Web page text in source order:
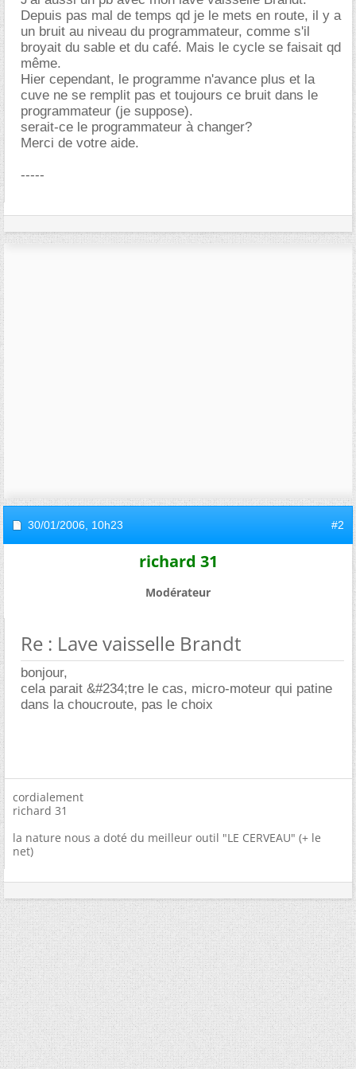
Depuis pas mal de temps qd je le mets en route, il y a
un bruit au niveau du programmateur, comme s'il
broyait du sable et du café. Mais le cycle se faisait qd
même.
Hier cependant, le programme n'avance plus et la
cuve ne se remplit pas et toujours ce bruit dans le
programmateur (je suppose).
serait-ce le programmateur à changer?
Merci de votre aide.
-----
30/01/2006, 10h23 #2
richard 31
Modérateur
Re : Lave vaisselle Brandt
bonjour,
cela parait &#234;tre le cas, micro-moteur qui patine
dans la choucroute, pas le choix
cordialement
richard 31
la nature nous a doté du meilleur outil "LE CERVEAU" (+ le
net)